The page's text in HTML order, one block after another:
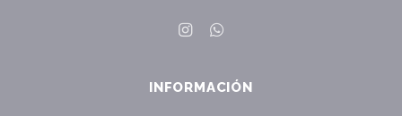
INFORMACIÓN